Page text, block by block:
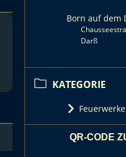
Born auf dem
Darß
KATEGORIE
QR-CODE